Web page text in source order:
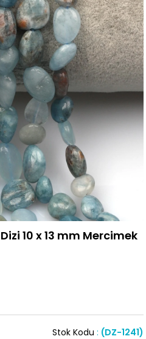
10 x 13 mm Mercimek
(DZ-1241)
Stok Kodu